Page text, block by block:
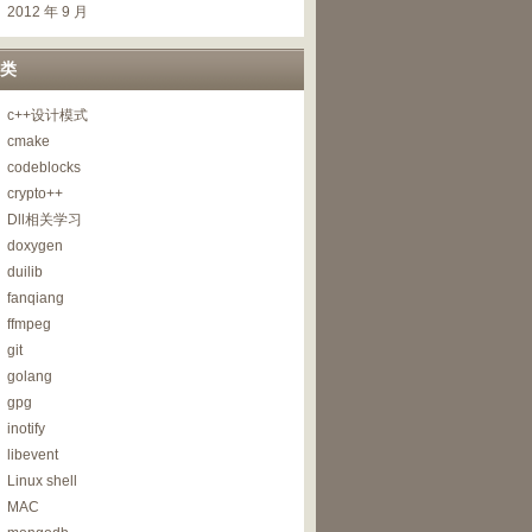
2012 年 9 月
c++设计模式
cmake
codeblocks
crypto++
Dll相关学习
doxygen
duilib
fanqiang
ffmpeg
git
golang
gpg
inotify
libevent
Linux shell
MAC